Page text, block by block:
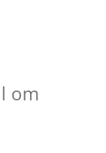
om